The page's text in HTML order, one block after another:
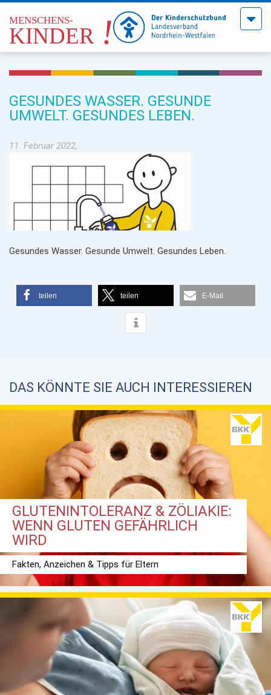
Menü
GESUNDES WASSER. GESUNDE
UMWELT. GESUNDES LEBEN.
11. Februar 2022,
Gesundes Wasser. Gesunde Umwelt. Gesundes Leben.
teilen teilen E-Mail
DAS KÖNNTE SIE AUCH INTERESSIEREN
GLUTENINTOLERANZ & ZÖLIAKIE:
WENN GLUTEN GEFÄHRLICH
WIRD
Fakten, Anzeichen & Tipps für Eltern